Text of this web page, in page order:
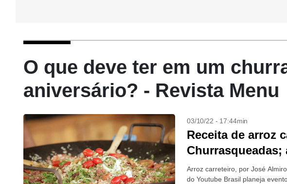
O que deve ter em um
aniversário? - Revista Menu
03/10/22 - 17:44min
Receita de arroz
Churrasqueadas;
Arroz carreteiro, por José
do Youtube Brasil planeja